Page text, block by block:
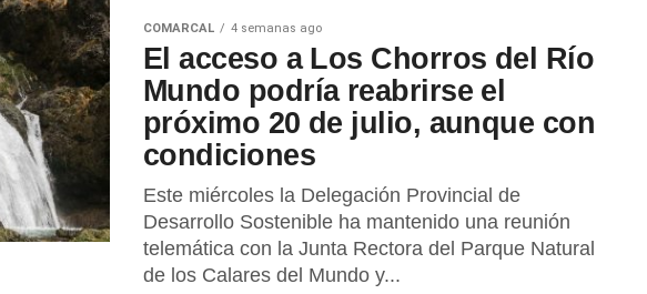
COMARCAL 4 semanas ago
El acceso a Los Chorros del Río
Mundo podría reabrirse el
próximo 20 de julio, aunque con
condiciones
Este miércoles la Delegación Provincial de
Desarrollo Sostenible ha mantenido una reunión
telemática con la Junta Rectora del Parque Natural
de los Calares del Mundo y...